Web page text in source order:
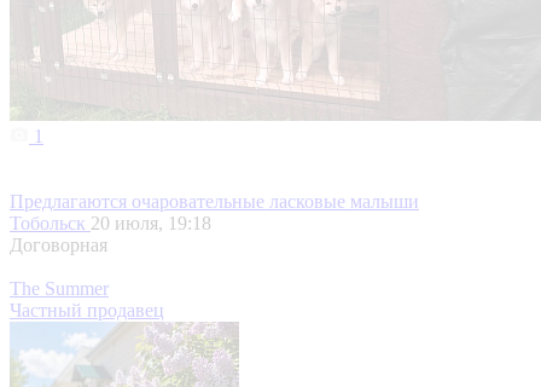
1
Предлагаются очаровательные ласковые малыши
Тобольск 20 июля, 19:18
Договорная
The Summer
Частный продавец